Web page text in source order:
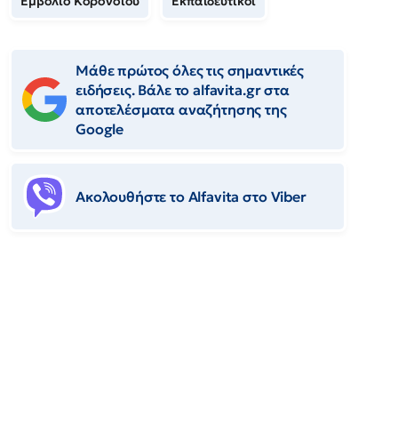
Μάθε πρώτος όλες τις σημαντικές
ειδήσεις. Βάλε το alfavita.gr στα
αποτελέσματα αναζήτησης της
Google
Ακολουθήστε το Αlfavita στο Viber